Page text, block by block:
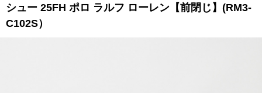
シュー 25FH ポロ ラルフ ローレン【前閉じ】(RM3-
C102S）